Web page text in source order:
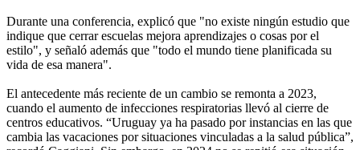
Durante una conferencia, explicó que "no existe ningún estudio que
indique que cerrar escuelas mejora aprendizajes o cosas por el
estilo", y señaló además que "todo el mundo tiene planificada su
vida de esa manera".
El antecedente más reciente de un cambio se remonta a 2023,
cuando el aumento de infecciones respiratorias llevó al cierre de
centros educativos. “Uruguay ya ha pasado por instancias en las que
cambia las vacaciones por situaciones vinculadas a la salud pública”,